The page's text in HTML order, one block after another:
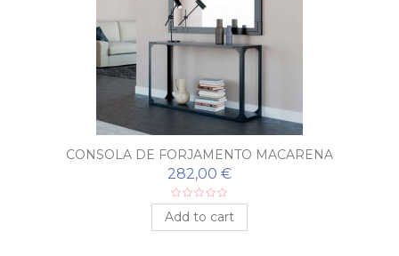
CONSOLA DE FORJAMENTO MACARENA
282,00 €
Add to cart